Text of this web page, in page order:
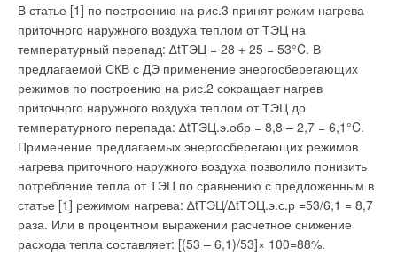
В статье [1] по построению на рис.3 принят режим нагрева
приточного наружного воздуха теплом от ТЭЦ на
температурный перепад: ∆tТЭЦ = 28 + 25 = 53°C. В
предлагаемой СКВ с ДЭ применение энергосберегающих
режимов по построению на рис.2 сокращает нагрев
приточного наружного воздуха теплом от ТЭЦ до
температурного перепада: ∆tТЭЦ.э.обр = 8,8 – 2,7 = 6,1°C.
Применение предлагаемых энергосберегающих режимов
нагрева приточного наружного воздуха позволило понизить
потребление тепла от ТЭЦ по сравнению с предложенным в
статье [1] режимом нагрева: ∆tТЭЦ/∆tТЭЦ.э.с.р =53/6,1 = 8,7
раза. Или в процентном выражении расчетное снижение
расхода тепла составляет: [(53 – 6,1)/53]× 100=88%.
Уведомления отключены
Комментарии
20-02-2018
Асхат
У меня настенный котел Будерус U072-35 проработал всего год и
снова потек теплообменник. В первый раз в системе был
отопительный антифриз. во второй раз (я слил максимально систем),
техническая вода для отопления. Не принимают по гарантии, потому-
что устанавливал котел я сам . Большого ума не надо -прикрутить
дымоход и две гайки -'американки', настройки по паспорту. Наверное
придется делать независимую экспертизу теплообменника и судиться
с вашей кампанией.